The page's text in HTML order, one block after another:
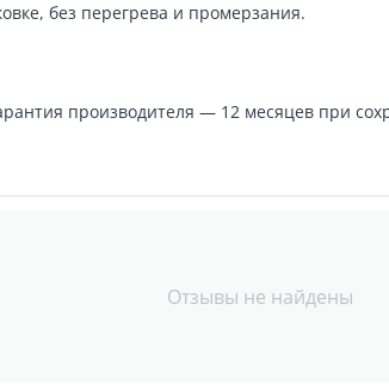
без перегрева и промерзания.
производителя — 12 месяцев при
Отзывы не найдены